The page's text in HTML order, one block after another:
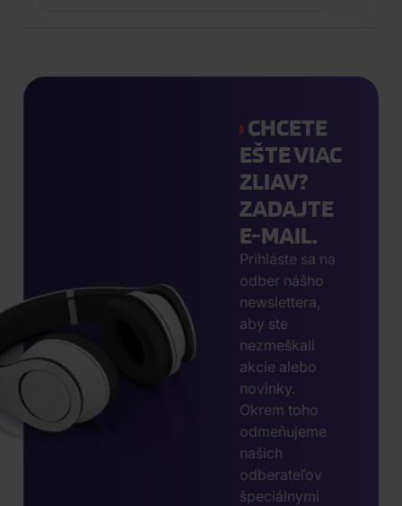
CHCETE
EŠTE VIAC
ZLIAV?
ZADAJTE
E-MAIL.
Prihláste sa na
odber nášho
newslettera,
aby ste
nezmeškali
akcie alebo
novinky.
Okrem toho
odmeňujeme
našich
odberateľov
špeciálnymi